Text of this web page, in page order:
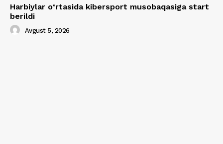
Harbiylar o‘rtasida kibersport musobaqasiga start
berildi
Avgust 5, 2026